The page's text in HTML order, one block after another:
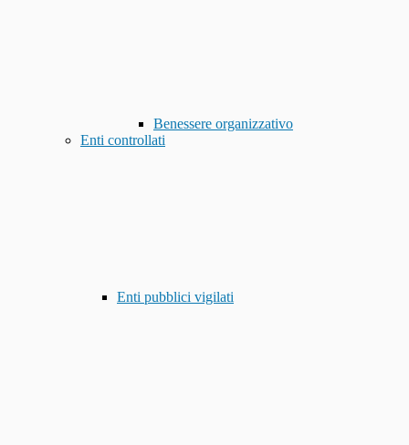
Benessere organizzativo
Enti controllati
Enti pubblici vigilati